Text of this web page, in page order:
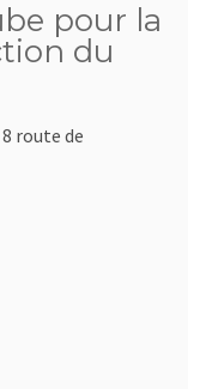
pour la
du
route de